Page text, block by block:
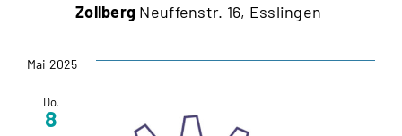
Zollberg Neuffenstr. 16, Esslingen
Mai 2025
Do.
8